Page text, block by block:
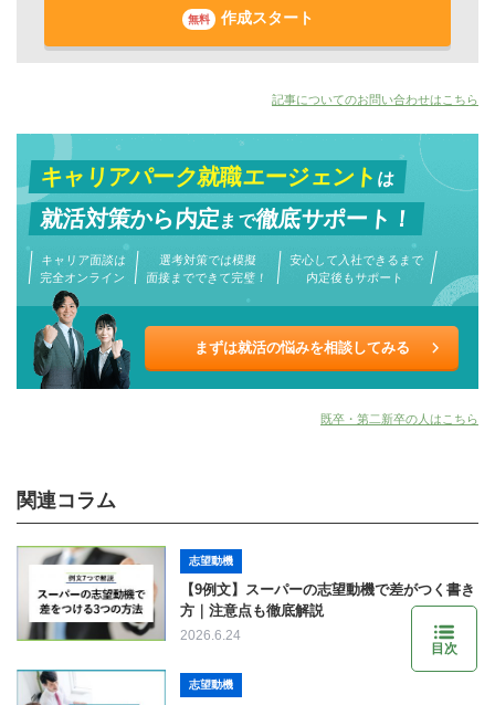
無料 作成スタート
記事についてのお問い合わせはこちら
キャリアパーク就職エージェントは
就活対策から内定まで徹底サポート！
キャリア面談は
完全オンライン
選考対策では模擬
面接までできて完璧！
安心して入社できるまで
内定後もサポート
まずは就活の悩みを相談してみる
既卒・第二新卒の人はこちら
関連コラム
志望動機
【9例文】スーパーの志望動機で差がつく書き
方｜注意点も徹底解説
2026.6.24
志望動機
目次